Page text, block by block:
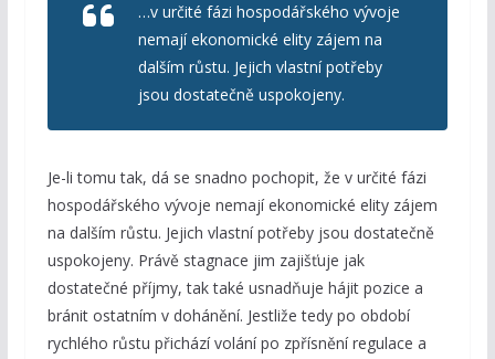
…v určité fázi hospodářského vývoje
nemají ekonomické elity zájem na
dalším růstu. Jejich vlastní potřeby
jsou dostatečně uspokojeny.
Je-li tomu tak, dá se snadno pochopit, že v určité fázi
hospodářského vývoje nemají ekonomické elity zájem
na dalším růstu. Jejich vlastní potřeby jsou dostatečně
uspokojeny. Právě stagnace jim zajišťuje jak
dostatečné příjmy, tak také usnadňuje hájit pozice a
bránit ostatním v dohánění. Jestliže tedy po období
rychlého růstu přichází volání po zpřísnění regulace a